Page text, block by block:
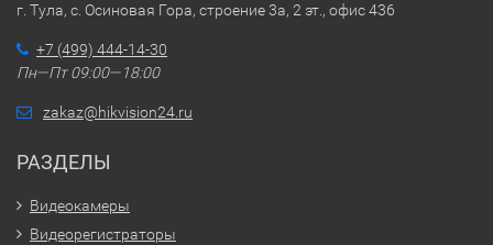
г. Тула, с. Осиновая Гора, строение 3а, 2 эт., офис 436
+7 (499) 444-14-30
Пн—Пт 09:00—18:00
zakaz@hikvision24.ru
РАЗДЕЛЫ
Видеокамеры
Видеорегистраторы